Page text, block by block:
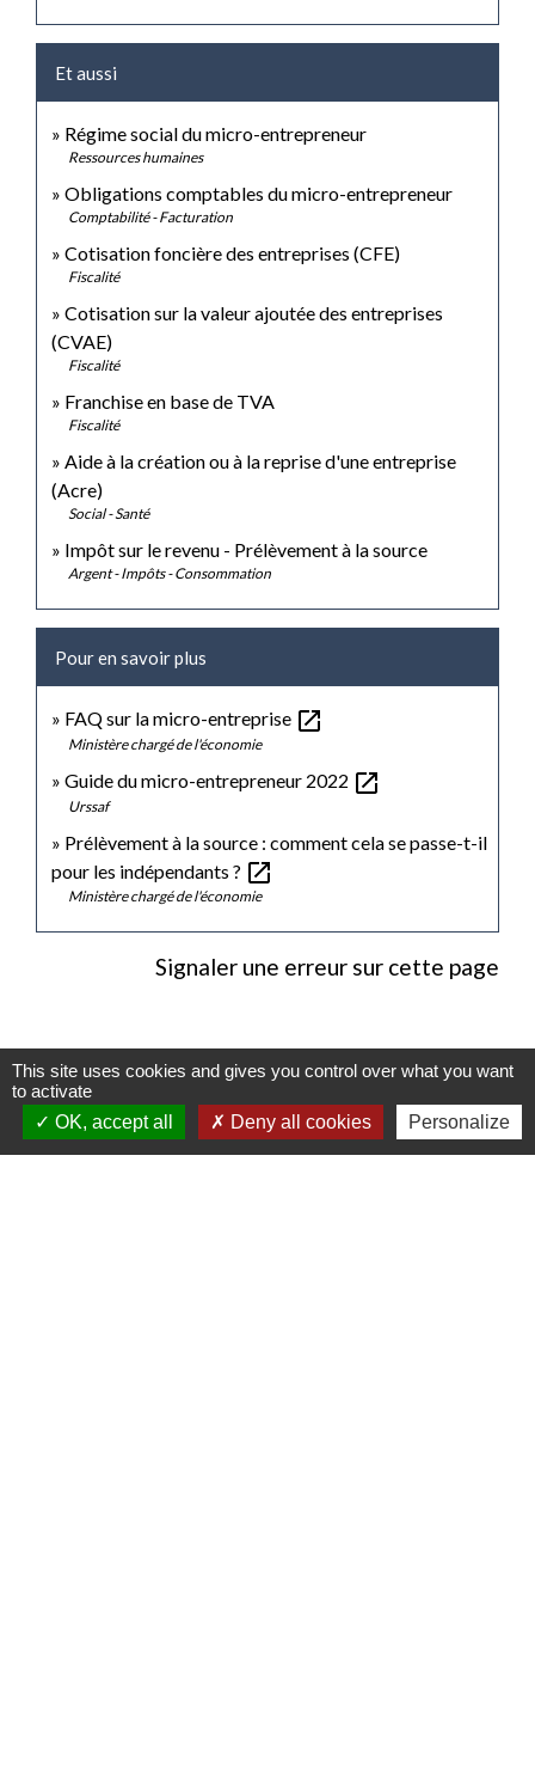
Et aussi
Régime social du micro-entrepreneur
Ressources humaines
Obligations comptables du micro-entrepreneur
Comptabilité - Facturation
Cotisation foncière des entreprises (CFE)
Fiscalité
Cotisation sur la valeur ajoutée des entreprises
(CVAE)
Fiscalité
Franchise en base de TVA
Fiscalité
Aide à la création ou à la reprise d'une entreprise
(Acre)
Social - Santé
Impôt sur le revenu - Prélèvement à la source
Argent - Impôts - Consommation
Pour en savoir plus
FAQ sur la micro-entreprise open_in_new
Ministère chargé de l'économie
Guide du micro-entrepreneur 2022 open_in_new
Urssaf
Prélèvement à la source : comment cela se passe-t-il
pour les indépendants ? open_in_new
Ministère chargé de l'économie
Signaler une erreur sur cette page
Contacts
Mairie de Gasny
This site uses cookies and gives you control over what you want
to activate
OK, accept all
Deny all cookies Personalize